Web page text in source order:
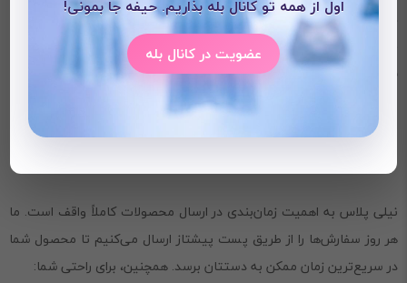
هماهنگی با استایل: این شومیز به راحتی با شلوار جین، دامن‌های کوتاه یا
حتی شلوار‌های گشاد قابل ست کردن است.
سایز
نحوه ارسال از نیلی پلاس
نیلی پلاس به اهمیت زمان‌بندی در ارسال محصولات کاملاً واقف است. ما
هر روز سفارش‌ها را از طریق پست پیشتاز ارسال می‌کنیم تا محصول شما
در سریع‌ترین زمان ممکن به دستتان برسد. همچنین، برای راحتی شما:
اول از همه تو کانال بله بذاریم. حیفه جا بمونی!
عضویت در کانال بله